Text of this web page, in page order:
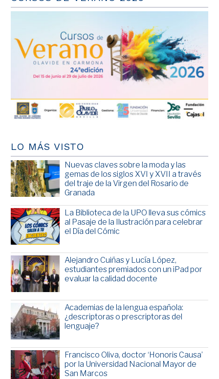
LO MÁS VISTO
Nuevas claves sobre la moda y las
gemas de los siglos XVI y XVII a través
del traje de la Virgen del Rosario de
Granada
La Biblioteca de la UPO lleva sus cómics
al Pasaje de la Ilustración para celebrar
el Día del Cómic
Alejandro Cuiñas y Lucía López,
estudiantes premiados con un iPad por
evaluar la calidad docente
Academias de la lengua española:
¿descriptoras o prescriptoras del
lenguaje?
Francisco Oliva, doctor ‘Honoris Causa’
por la Universidad Nacional Mayor de
San Marcos